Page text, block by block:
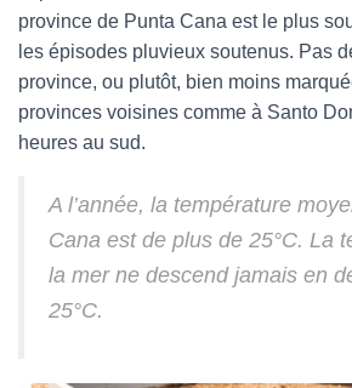
province de Punta Cana est le plus
les épisodes pluvieux soutenus. Pas
province, ou plutôt, bien moins
provinces voisines comme à Santo
heures au sud.
A l’année, la température
Cana est de plus de 25°C. La
la mer ne descend jamais en
25°C.